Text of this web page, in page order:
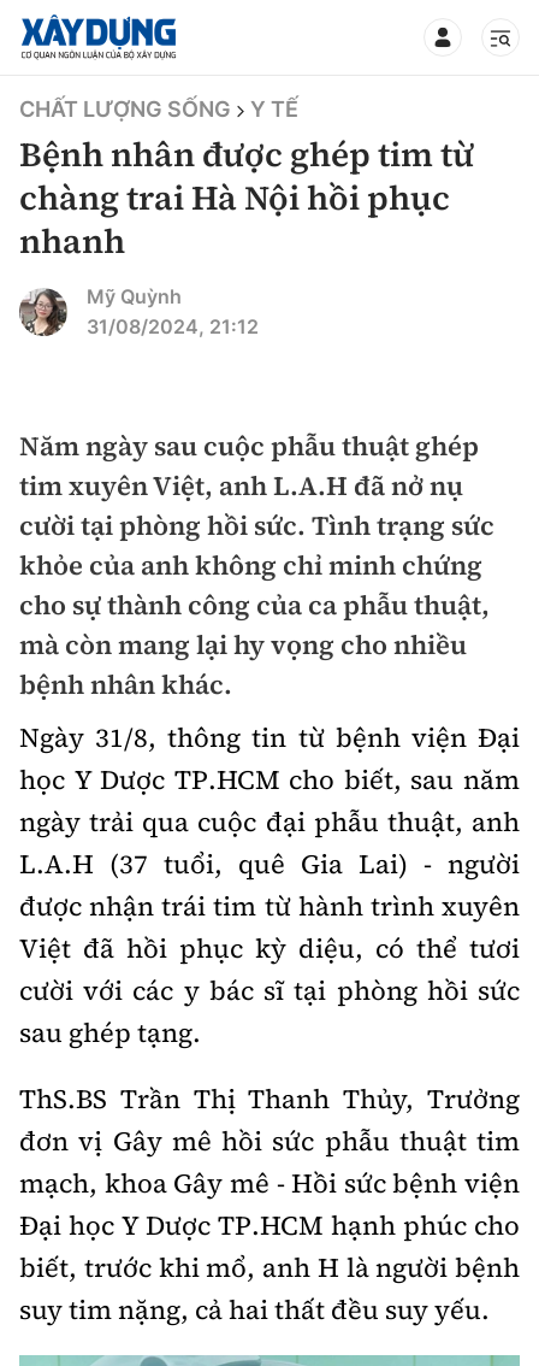
TIN BỘ XÂY DỰNG
CHUYÊN MỤC
Mới nhất
Chính trị
Xã hội
Chuyện dọc đường
Cải chính
Xây dựng
Chỉ đạo điều hành
Quy hoạch kiến trúc
Vật liệu xây dựng
Giám định chất lượng
Quản lý đô thị
Giao thông
Quản lý
Đường bộ
Hàng không
Đường sắt
Đăng kiểm
Đường sắt tốc độ cao
Đường thủy
Hàng hải
Mời thầu - Đấu thầu
Thi viết về GTVT
Kinh tế
Thị trường
Chứng khoán
Bảo hiểm
Doanh nghiệp
Pháp luật
Thanh tra
An ninh hình sự
Điều tra
Pháp đình
Hỏi - Đáp
An toàn giao thông
Giao thông 24h
ATGT địa phương
Văn hóa giao thông
Lái xe an toàn
Chung tay vì ATGT
Gương sáng giao thông
Chất lượng sống
Giáo dục
Y tế
Đời sống
Lao động - Công đoàn
Văn hóa - Giải Trí
Văn hóa
Showbiz
Điện ảnh
Âm nhạc
Thể thao
Bóng đá
Hậu trường sao
360 độ thể thao
Công nghệ
Sản phẩm mới
Tư vấn
Thế giới
Thời sự Quốc tế
Hồ sơ tài liệu
Thế giới giao thông
Thế giới xây dựng
Đi ++
Du lịch
Khám phá
Video
Khám phá
CHẤT LƯỢNG SỐNG Y TẾ
Bệnh nhân được ghép tim từ
chàng trai Hà Nội hồi phục
nhanh
Mỹ Quỳnh
31/08/2024, 21:12
Năm ngày sau cuộc phẫu thuật ghép
tim xuyên Việt, anh L.A.H đã nở nụ
cười tại phòng hồi sức. Tình trạng sức
khỏe của anh không chỉ minh chứng
cho sự thành công của ca phẫu thuật,
mà còn mang lại hy vọng cho nhiều
bệnh nhân khác.
Ngày 31/8, thông tin từ bệnh viện Đại
học Y Dược TP.HCM cho biết, sau năm
ngày trải qua cuộc đại phẫu thuật, anh
L.A.H (37 tuổi, quê Gia Lai) - người
được nhận trái tim từ hành trình xuyên
Việt đã hồi phục kỳ diệu, có thể tươi
cười với các y bác sĩ tại phòng hồi sức
sau ghép tạng.
ThS.BS Trần Thị Thanh Thủy, Trưởng
đơnvị Gây mê hồi sức phẫu thuật tim
mạch, khoa Gây mê - Hồi sức bệnh viện
Đại học Y Dược TP.HCM hạnh phúc cho
biết, trước khi mổ, anh H là người bệnh
suy tim nặng, cả hai thất đều suy yếu.